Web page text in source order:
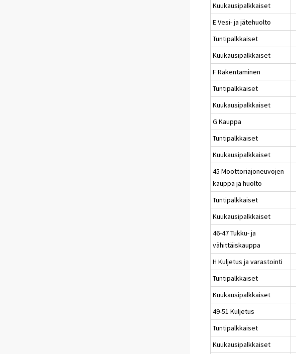
Kuukausipalkkaiset
E Vesi- ja jätehuolto
Tuntipalkkaiset
Kuukausipalkkaiset
F Rakentaminen
Tuntipalkkaiset
Kuukausipalkkaiset
G Kauppa
Tuntipalkkaiset
Kuukausipalkkaiset
45 Moottoriajoneuvojen
kauppa ja huolto
Tuntipalkkaiset
Kuukausipalkkaiset
46-47 Tukku- ja
vähittäiskauppa
H Kuljetus ja varastointi
Tuntipalkkaiset
Kuukausipalkkaiset
49-51 Kuljetus
Tuntipalkkaiset
Kuukausipalkkaiset